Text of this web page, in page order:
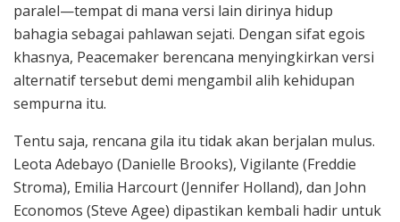
paralel—tempat di mana versi lain dirinya hidup
bahagia sebagai pahlawan sejati. Dengan sifat egois
khasnya, Peacemaker berencana menyingkirkan versi
alternatif tersebut demi mengambil alih kehidupan
sempurna itu.
Tentu saja, rencana gila itu tidak akan berjalan mulus.
Leota Adebayo (Danielle Brooks), Vigilante (Freddie
Stroma), Emilia Harcourt (Jennifer Holland), dan John
Economos (Steve Agee) dipastikan kembali hadir untuk